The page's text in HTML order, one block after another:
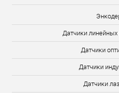
Датчики
Датчики
Датчики
Датчики